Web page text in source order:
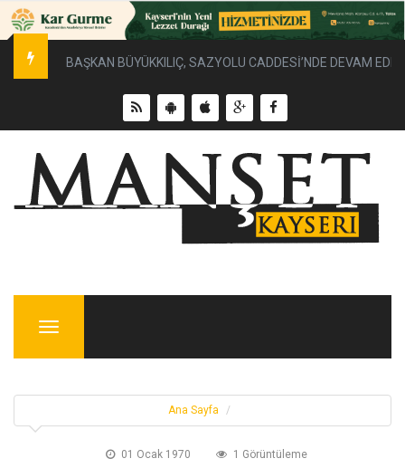
BAŞKAN BÜYÜKKILIÇ, SAZYOLU CADDESİ’NDE DEVAM
Menu
Ana Sayfa
01 Ocak 1970 1 Görüntüleme